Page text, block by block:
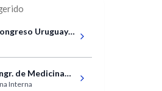
Uruguayo
Clínica
de Medicina
Ciudad Bs As
Interna